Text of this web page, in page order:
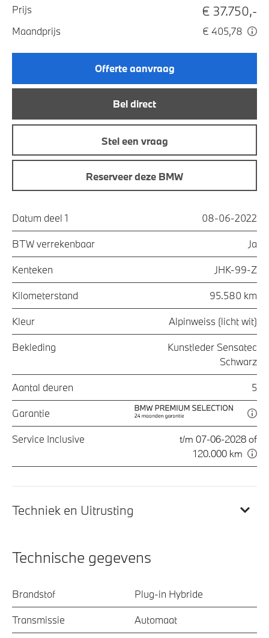
Prijs € 37.750,-
Maandprijs € 405,78
Offerte aanvraag
Bel direct
Stel een vraag
Reserveer deze BMW
Datum deel 1 08-06-2022
BTW verrekenbaar Ja
Kenteken JHK-99-Z
Kilometerstand 95.580 km
Kleur Alpinweiss (licht wit)
Bekleding
Kunstleder Sensatec
Schwarz
Aantal deuren 5
Garantie
Service Inclusive
t/m 07-06-2028 of
120.000 km
Techniek en Uitrusting
Technische gegevens
Brandstof Plug-in Hybride
Transmissie Automaat